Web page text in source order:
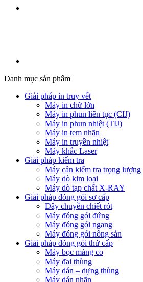
Danh mục sản phẩm
Giải pháp in truy vết
Máy in chữ lớn
Máy in phun liên tục (CIJ)
Máy in phun nhiệt (TIJ)
Máy in tem nhãn
Máy in truyền nhiệt
Máy khắc Laser
Giải pháp kiểm tra
Máy cân kiểm tra trọng lượng
Máy dò kim loại
Máy dò tạp chất X-RAY
Giải pháp đóng gói sơ cấp
Dây chuyền chiết rót
Máy đóng gói đứng
Máy đóng gói ngang
Máy đóng gói nông sản
Giải pháp đóng gói thứ cấp
Máy bọc màng co
Máy đai thùng
Máy dán – dựng thùng
Máy dán nhãn